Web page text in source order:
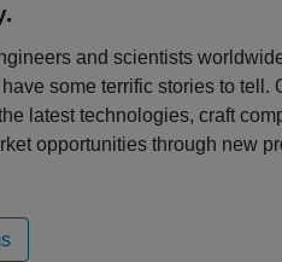
and scientists
some terrific stories to tell.
latest technologies, craft
opportunities through new